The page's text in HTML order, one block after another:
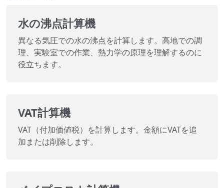
水の沸点計算機
異なる気圧での水の沸点を計算します。高地での調
理、実験室での作業、熱力学の原理を理解するのに
役立ちます。
VAT計算機
VAT（付加価値税）を計算します。金額にVATを追
加または削除します。